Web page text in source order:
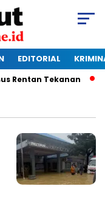
EDITORIAL
Rentan Tekanan